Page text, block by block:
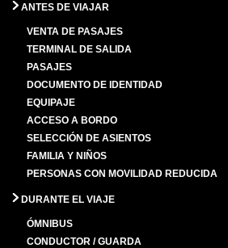
ANTES DE VIAJAR
VENTA DE PASAJES
TERMINAL DE SALIDA
PASAJES
DOCUMENTO DE IDENTIDAD
EQUIPAJE
ACCESO A BORDO
SELECCIÓN DE ASIENTOS
FAMILIA Y NIÑOS
PERSONAS CON MOVILIDAD REDUCIDA
DURANTE EL VIAJE
ÓMNIBUS
CONDUCTOR / GUARDA